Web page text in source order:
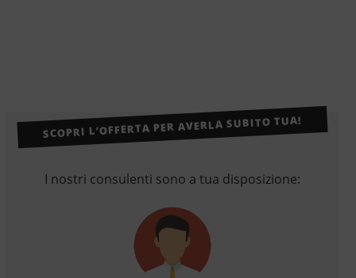
SCOPRI L’OFFERTA PER AVERLA SUBITO TUA!
I nostri consulenti sono a tua disposizione: